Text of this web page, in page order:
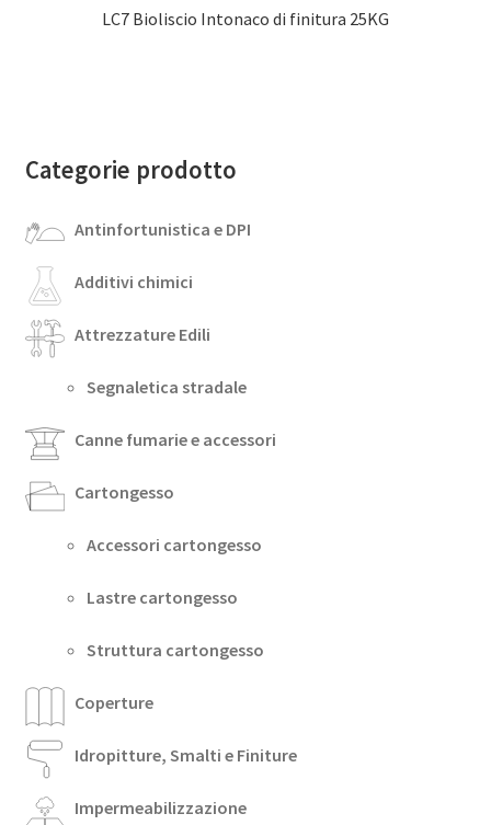
LC7 Bioliscio Intonaco di finitura 25KG
Categorie prodotto
Antinfortunistica e DPI
Additivi chimici
Attrezzature Edili
Segnaletica stradale
Canne fumarie e accessori
Cartongesso
Accessori cartongesso
Lastre cartongesso
Struttura cartongesso
Coperture
Idropitture, Smalti e Finiture
Impermeabilizzazione